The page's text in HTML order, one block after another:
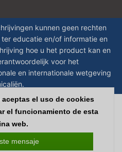
kunnen geen rechten
educatie en/of informatie en
hoe u het product kan en
voor het
en internationale wetgeving
byInStijl Media | Todos los precios no
el uso de cookies
el funcionamiento de esta
web.
mensaje